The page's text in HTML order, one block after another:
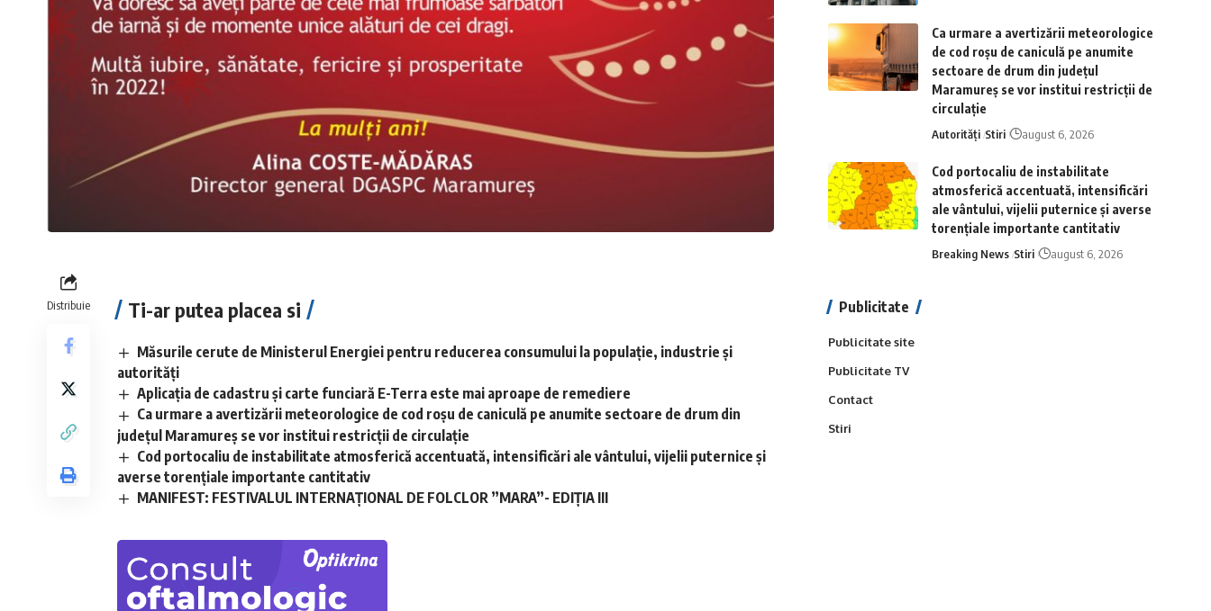
Distribuie Ti-ar putea placea si
Măsurile cerute de Ministerul Energiei pentru reducerea consumului la populație, industrie și
autorități
Aplicaţia de cadastru şi carte funciară E-Terra este mai aproape de remediere
Ca urmare a avertizării meteorologice de cod roșu de caniculă pe anumite sectoare de drum din
județul Maramureș se vor institui restricții de circulație
Cod portocaliu de instabilitate atmosferică accentuată, intensificări ale vântului, vijelii puternice și
averse torențiale importante cantitativ
MANIFEST: FESTIVALUL INTERNAȚIONAL DE FOLCLOR ”MARA”- EDIȚIA III
Ca urmare a avertizării meteorologice
de cod roșu de caniculă pe anumite
sectoare de drum din județul
Maramureș se vor institui restricții de
circulație
Autorități Stiri august 6, 2026
Cod portocaliu de instabilitate
atmosferică accentuată, intensificări
ale vântului, vijelii puternice și averse
torențiale importante cantitativ
Breaking News Stiri august 6, 2026
Publicitate
Publicitate site
Publicitate TV
Contact
Stiri